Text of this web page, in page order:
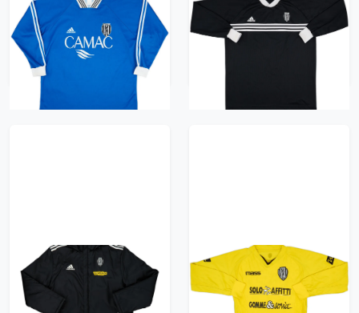
1999-00 Cesena
adidas Training L/S
Shirt - 7/10 - (XL)
522 kr / £59.99
1999-00 Cesena
adidas Training L/S
Shirt - 7/10 - (XXL)
522 kr / £59.99
2010-11 Cesena
adidas Padded Bench
Coat - 7/10 - (L)
2007-08 Cesena Third
L/S Shirt - 8/10 - (S)
470 kr / £53.99